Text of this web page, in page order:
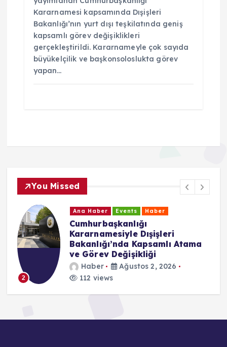
Kararnamesi kapsamında Dışişleri
Bakanlığı’nın yurt dışı teşkilatında geniş
kapsamlı görev değişiklikleri
gerçekleştirildi. Kararnameyle çok sayıda
büyükelçilik ve başkonsoloslukta görev
yapan…
You Missed
3
Ana Haber Events Haber
CHP Baden Birliği’nden Yeni
Parti Kararı: “Özgür Özel’in
Yanında Yer Alacağız”
Haber
Temmuz 24, 2026
176 views